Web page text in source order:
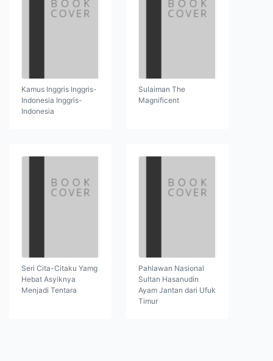
Kamus Inggris Inggris-
Indonesia Inggris-
Indonesia
Sulaiman The
Magnificent
Seri Cita-Citaku Yamg
Hebat Asyiknya
Menjadi Tentara
Pahlawan Nasional
Sultan Hasanudin
Ayam Jantan dari Ufuk
Timur